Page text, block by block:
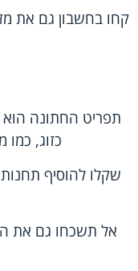
קחו בחשבון גם את
תפריט החתונה
כזוג,
שקלו להוסיף
אל תשכחו גם את